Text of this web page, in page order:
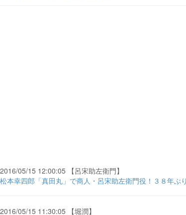
2016/05/15 12:00:05 【呂宋助左衛門】
松本幸四郎「真田丸」で商人・呂宋助左衛門役！３８年ぶ
2016/05/15 11:30:05 【堀潤】